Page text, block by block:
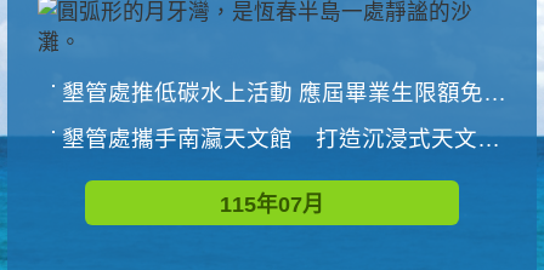
墾管處推低碳水上活動 應屆畢業生限額免費參加
墾管處攜手南瀛天文館 打造沉浸式天文探索營隊
115年07月